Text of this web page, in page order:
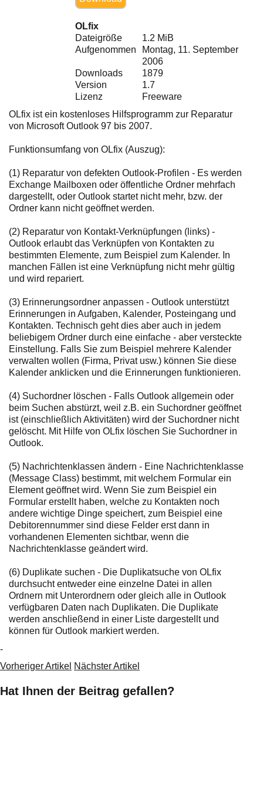
OLfix
Dateigröße
1.2 MiB
Aufgenommen
Montag, 11. September
2006
Downloads
1879
Version
1.7
Lizenz
Freeware
OLfix ist ein kostenloses Hilfsprogramm zur Reparatur
von Microsoft Outlook 97 bis 2007.
Funktionsumfang von OLfix (Auszug):
(1) Reparatur von defekten Outlook-Profilen - Es werden
Exchange Mailboxen oder öffentliche Ordner mehrfach
dargestellt, oder Outlook startet nicht mehr, bzw. der
Ordner kann nicht geöffnet werden.
(2) Reparatur von Kontakt-Verknüpfungen (links) -
Outlook erlaubt das Verknüpfen von Kontakten zu
bestimmten Elemente, zum Beispiel zum Kalender. In
manchen Fällen ist eine Verknüpfung nicht mehr gültig
und wird repariert.
(3) Erinnerungsordner anpassen - Outlook unterstützt
Erinnerungen in Aufgaben, Kalender, Posteingang und
Kontakten. Technisch geht dies aber auch in jedem
beliebigem Ordner durch eine einfache - aber versteckte
Einstellung. Falls Sie zum Beispiel mehrere Kalender
verwalten wollen (Firma, Privat usw.) können Sie diese
Kalender anklicken und die Erinnerungen funktionieren.
(4) Suchordner löschen - Falls Outlook allgemein oder
beim Suchen abstürzt, weil z.B. ein Suchordner geöffnet
ist (einschließlich Aktivitäten) wird der Suchordner nicht
gelöscht. Mit Hilfe von OLfix löschen Sie Suchordner in
Outlook.
(5) Nachrichtenklassen ändern - Eine Nachrichtenklasse
(Message Class) bestimmt, mit welchem Formular ein
Element geöffnet wird. Wenn Sie zum Beispiel ein
Formular erstellt haben, welche zu Kontakten noch
andere wichtige Dinge speichert, zum Beispiel eine
Debitorennummer sind diese Felder erst dann in
vorhandenen Elementen sichtbar, wenn die
Nachrichtenklasse geändert wird.
(6) Duplikate suchen - Die Duplikatsuche von OLfix
durchsucht entweder eine einzelne Datei in allen
Ordnern mit Unterordnern oder gleich alle in Outlook
verfügbaren Daten nach Duplikaten. Die Duplikate
werden anschließend in einer Liste dargestellt und
können für Outlook markiert werden.
-
Vorheriger Artikel Nächster Artikel
Hat Ihnen der Beitrag gefallen?
E-Mail bestätigen